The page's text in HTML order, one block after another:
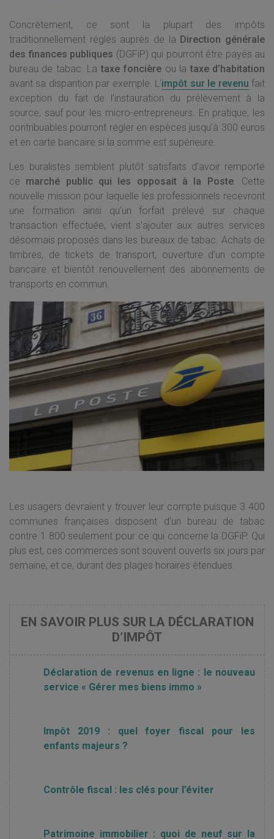
Concrètement, ce sont la plupart des impôts
traditionnellement réglés auprès de la Direction générale
des finances publiques (DGFiP) qui pourront être payés au
bureau de tabac. Lataxe foncière ou lataxe d’habitation
avant sa disparition par exemple. L’impôt sur le revenu fait
exception du fait de l’instauration du prélèvement à la
source, sauf pour les micro-entrepreneurs. En pratique, les
contribuables pourront régler en espèces jusqu’à 300 euros
et en carte bancaire si la somme est supérieure.
Les buralistes semblent plutôt satisfaits d’avoir remporté
ce marché public qui les opposait à la Poste. Cette
nouvelle mission pour laquelle les professionnels recevront
une formation ainsi qu’un forfait prélevé sur chaque
transaction effectuée, vient s’ajouter aux autres services
désormais proposés dans les bureaux de tabac. Achats de
timbres, de tickets de transport, ouverture d’un compte
bancaire et bientôt renouvellement des abonnements de
transports en commun.
Les usagers devraient y trouver leur compte puisque 3 400
communes françaises disposent d’un bureau de tabac
contre 1 800 seulement pour ce qui concerne la DGFiP. Qui
plus est, ces commerces sont souvent ouverts six jours par
semaine, et ce, durant des plages horaires étendues.
EN SAVOIR PLUS SUR LA DÉCLARATION
D’IMPÔT
Déclaration de revenus en ligne : le nouveau
service « Gérer mes biens immo »
Impôt 2019 : quel foyer fiscal pour les
enfants majeurs ?
Contrôle fiscal : les clés pour l’éviter
Patrimoine immobilier : quoi de neuf sur la